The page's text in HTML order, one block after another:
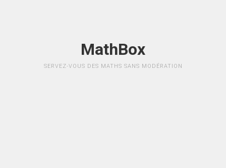
MathBox
SERVEZ-VOUS DES MATHS SANS MODÉRATION